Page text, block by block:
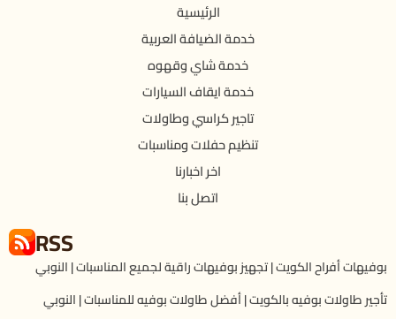
الرئيسية
خدمة الضيافة العربية
خدمة شاي وقهوه
خدمة ايقاف السيارات
تاجير كراسي وطاولات
تنظيم حفلات ومناسبات
اخر اخبارنا
اتصل بنا
RSS
بوفيهات أفراح الكويت | تجهيز بوفيهات راقية لجميع المناسبات | النوبي
تأجير طاولات بوفيه بالكويت | أفضل طاولات بوفيه للمناسبات | النوبي